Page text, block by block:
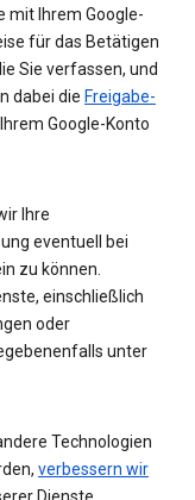
mit Ihrem Google-
für das Betätigen
Sie verfassen, und
dabei die Freigabe-
Google-Konto
Ihre
eventuell bei
zu können.
einschließlich
oder
unter
Technologien
verbessern wir